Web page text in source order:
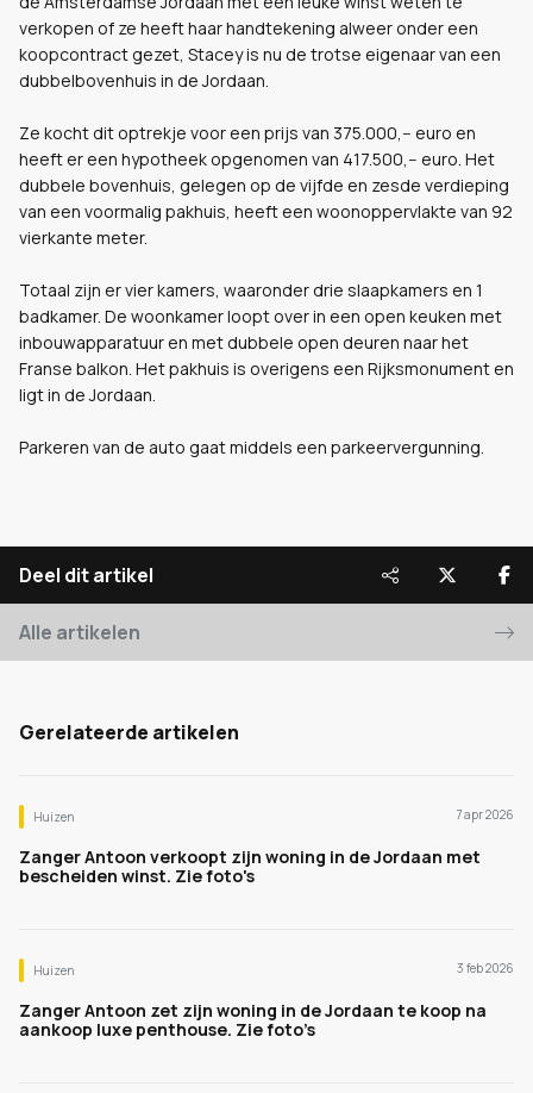
verkopen of ze heeft haar handtekening alweer onder een
koopcontract gezet, Stacey is nu de trotse eigenaar van een
dubbelbovenhuis in de Jordaan.
Ze kocht dit optrekje voor een prijs van 375.000,-- euro en
heeft er een hypotheek opgenomen van 417.500,-- euro. Het
dubbele bovenhuis, gelegen op de vijfde en zesde verdieping
van een voormalig pakhuis, heeft een woonoppervlakte van 92
vierkante meter.
Totaal zijn er vier kamers, waaronder drie slaapkamers en 1
badkamer. De woonkamer loopt over in een open keuken met
inbouwapparatuur en met dubbele open deuren naar het
Franse balkon. Het pakhuis is overigens een Rijksmonument en
ligt in de Jordaan.
Parkeren van de auto gaat middels een parkeervergunning.
Deel dit artikel
Alle artikelen
Gerelateerde artikelen
Huizen 7 apr 2026
Zanger Antoon verkoopt zijn woning in de Jordaan met
bescheiden winst. Zie foto's
Huizen 3 feb 2026
Zanger Antoon zet zijn woning in de Jordaan te koop na
aankoop luxe penthouse. Zie foto’s